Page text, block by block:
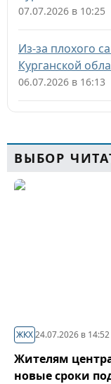
07.07.2026 в 10:25
Из-за плохого
Курганской
06.07.2026 в 16:13
ВЫБОР
ЖКХ24.07.2026 в 14:52
Жителям
новые сроки